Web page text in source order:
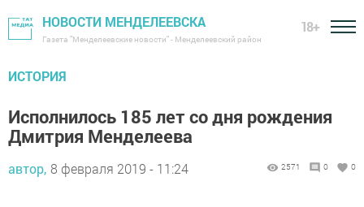
НОВОСТИ МЕНДЕЛЕЕВСКА
Газета "Менделеевские новости" - Менделеевский район
18+
ИСТОРИЯ
Исполнилось 185 лет со дня рождения
Дмитрия Менделеева
автор, 8 февраля 2019 - 11:24 2571 0 0